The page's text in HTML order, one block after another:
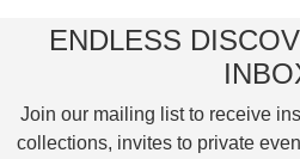
外觀設計上，QP
盤，以線性方式呈現日曆
夜顯示，視覺清晰且和諧
ENDLESS
Join our mailing list to receive
collections, invites to private